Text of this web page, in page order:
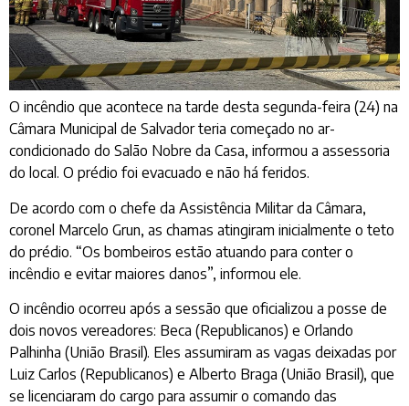
O incêndio que acontece na tarde desta segunda-feira (24) na
Câmara Municipal de Salvador teria começado no ar-
condicionado do Salão Nobre da Casa, informou a assessoria
do local. O prédio foi evacuado e não há feridos.
De acordo com o chefe da Assistência Militar da Câmara,
coronel Marcelo Grun, as chamas atingiram inicialmente o teto
do prédio. “Os bombeiros estão atuando para conter o
incêndio e evitar maiores danos”, informou ele.
O incêndio ocorreu após a sessão que oficializou a posse de
dois novos vereadores: Beca (Republicanos) e Orlando
Palhinha (União Brasil). Eles assumiram as vagas deixadas por
Luiz Carlos (Republicanos) e Alberto Braga (União Brasil), que
se licenciaram do cargo para assumir o comando das